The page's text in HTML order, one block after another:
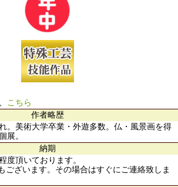
こちら
作者略歴
。美術大学卒業・外遊多数。仏・風景画を得
展。
納期
度頂いております。
ございます。その場合はすぐにご連絡致しま